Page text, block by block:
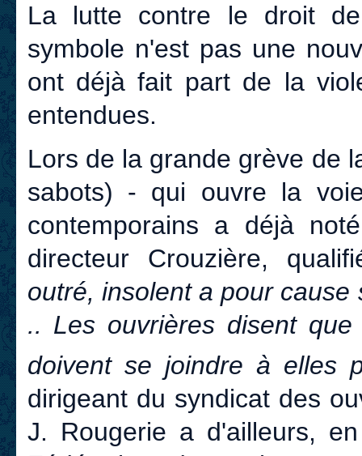
La lutte contre le droit
symbole n'est pas une
ont déjà fait part de la
entendues.
Lors de la grande grève de
sabots) - qui ouvre la
contemporains a déjà
directeur Crouzière,
outré, insolent a pour
.. Les ouvrières disent
doivent se joindre à elles
dirigeant du syndicat des
J. Rougerie a d'ailleurs,